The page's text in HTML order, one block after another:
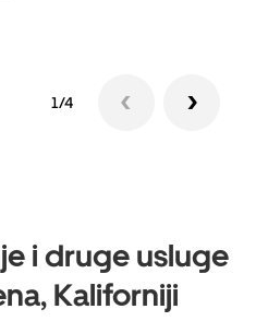
1/4
i druge usluge
Kaliforniji